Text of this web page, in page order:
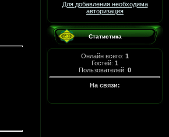
Для добавления необходима
авторизация
Статистика
Онлайн всего: 1
Гостей: 1
Пользователей: 0
На связи: